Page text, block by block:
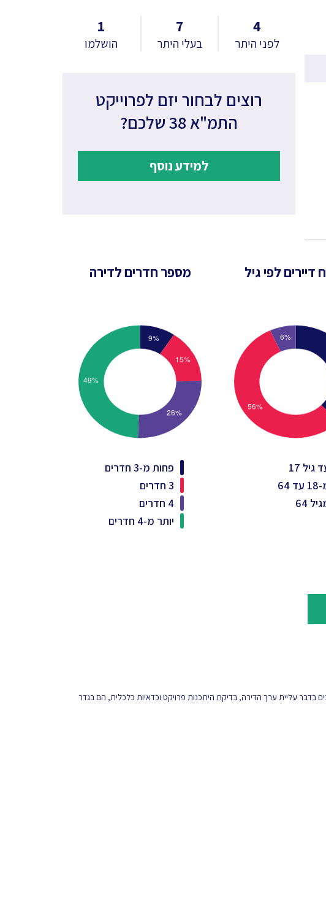
4
לפני היתר
7
בעלי היתר
1
הושלמו
רוצים לבחור יזם לפרוייקט
התמ"א 38 שלכם?
למידע נוסף
דיירים לפי גיל
גיל 17
64
64
מספר חדרים לדירה
פחות מ-3 חדרים
3 חדרים
4 חדרים
יותר מ-4 חדרים
בדבר עליית ערך הדירה, בדיקת היתכנות פרויקט וכדאיות כלכלית, הם בגדר